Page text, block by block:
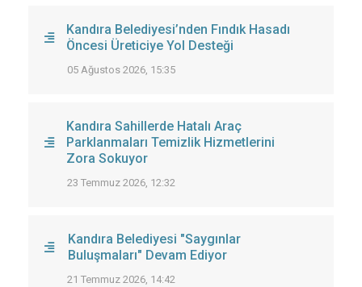
Kandıra Belediyesi’nden Fındık Hasadı
Öncesi Üreticiye Yol Desteği
05 Ağustos 2026, 15:35
Kandıra Sahillerde Hatalı Araç
Parklanmaları Temizlik Hizmetlerini
Zora Sokuyor
23 Temmuz 2026, 12:32
Kandıra Belediyesi "Saygınlar
Buluşmaları" Devam Ediyor
21 Temmuz 2026, 14:42